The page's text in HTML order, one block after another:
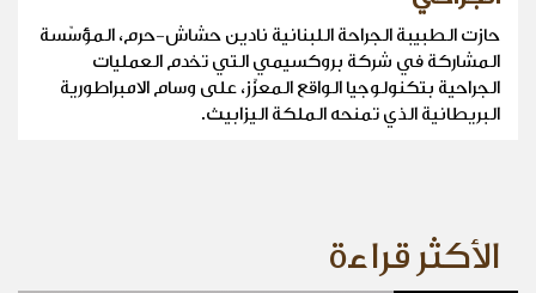
حازت الطبيبة الجراحة اللبنانية نادين حشاش-حرم، المؤسّسة
المشاركة في شركة بروكسيمي التي تخدم العمليات
الجراحية بتكنولوجيا الواقع المعزّز، على وسام الامبراطورية
البريطانية الذي تمنحه الملكة اليزابيث.
الأكثر قراءة